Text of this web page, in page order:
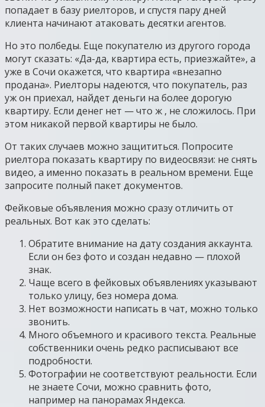
попадает в базу риелторов, и спустя пару дней
клиента начинают атаковать десятки агентов.
Но это полбеды. Еще покупателю из другого города
могут сказать: «Да-да, квартира есть, приезжайте», а
уже в Сочи окажется, что квартира «внезапно
продана». Риелторы надеются, что покупатель, раз
уж он приехал, найдет деньги на более дорогую
квартиру. Если денег нет — что ж , не сложилось. При
этом никакой первой квартиры не было.
От таких случаев можно защититься. Попросите
риелтора показать квартиру по видеосвязи: не снять
видео, а именно показать в реальном времени. Еще
запросите полный пакет документов.
Фейковые объявления можно сразу отличить от
реальных. Вот как это сделать:
Обратите внимание на дату создания аккаунта.
Если он без фото и создан недавно — плохой
знак.
Чаще всего в фейковых объявлениях указывают
только улицу, без номера дома.
Нет возможности написать в чат, можно только
звонить.
Много объемного и красивого текста. Реальные
собственники очень редко расписывают все
подробности.
Фотографии не соответствуют реальности. Если
не знаете Сочи, можно сравнить фото,
например на панорамах Яндекса.